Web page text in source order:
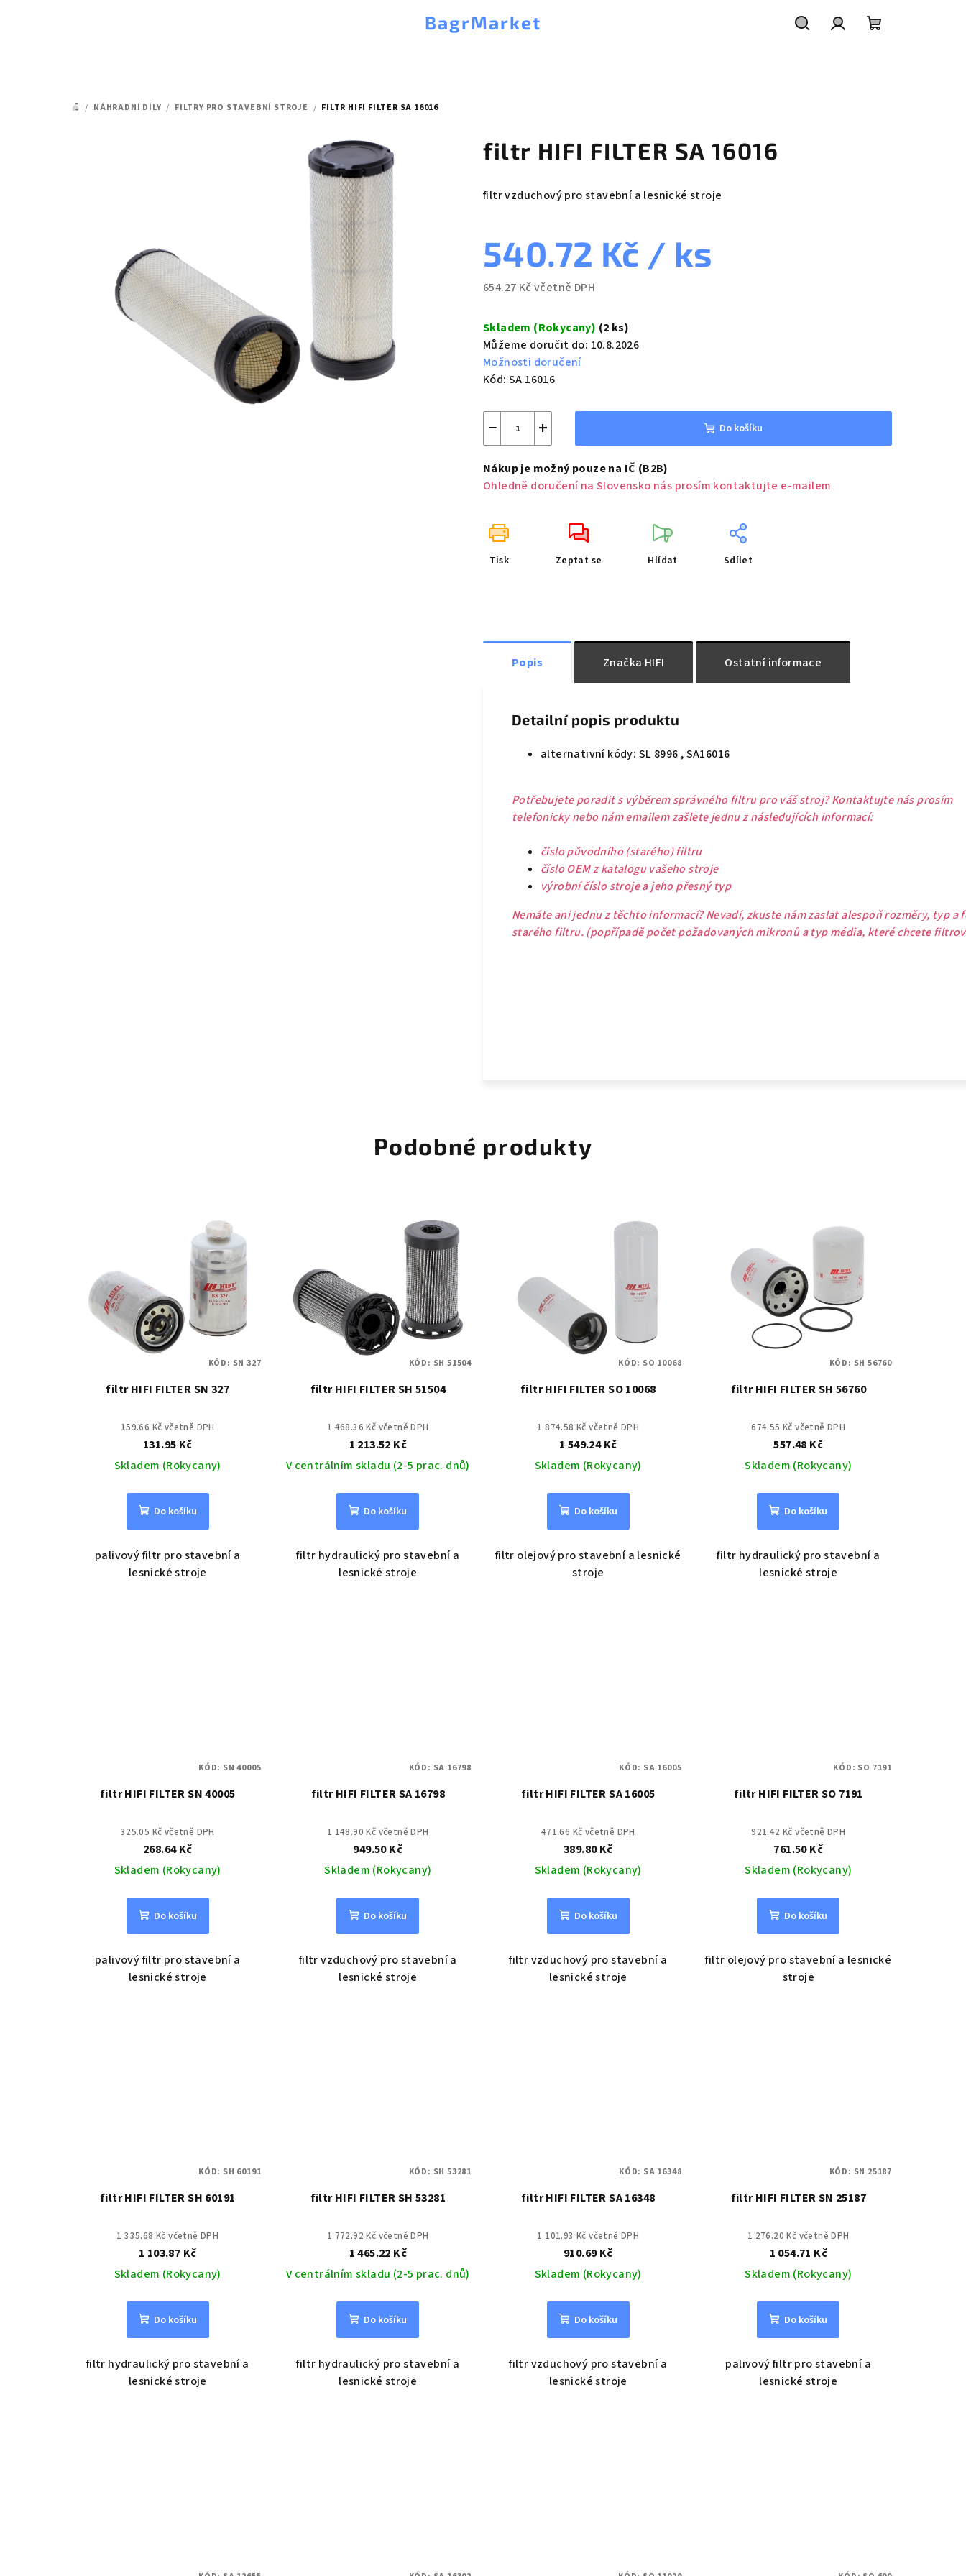
BagrMarket
DOMŮ
/ NÁHRADNÍ DÍLY / FILTRY PRO STAVEBNÍ STROJE / FILTR HIFI FILTER SA 16016
filtr HIFI FILTER SA 16016
filtr vzduchový pro stavební a lesnické stroje
540.72 Kč / ks
654.27 Kč včetně DPH
cena:
Skladem (Rokycany) (2 ks)
Můžeme doručit do: 10.8.2026
Možnosti doručení
Kód: SA 16016
+
− Do košíku
Nákup je možný pouze na IČ (B2B)
Ohledně doručení na Slovensko nás prosím kontaktujte e-mailem
Tisk Zeptat se Hlídat Sdílet
Popis Značka HIFI Ostatní informace
Detailní popis produktu
alternativní kódy: SL 8996 , SA16016
Potřebujete poradit s výběrem správného filtru pro váš stroj? Kontaktujte nás prosím
telefonicky nebo nám emailem zašlete jednu z následujících informací:
číslo původního (starého) filtru
číslo OEM z katalogu vašeho stroje
výrobní číslo stroje a jeho přesný typ
Nemáte ani jednu z těchto informací? Nevadí, zkuste nám zaslat alespoň rozměry, typ a
starého filtru. (popřípadě počet požadovaných mikronů a typ média, které chcete
Podobné produkty
filtr HIFI FILTER SN 327
159.66 Kč včetně DPH
131.95 Kč
Skladem (Rokycany)
Do košíku
palivový filtr pro stavební a
lesnické stroje
KÓD: SN 327
filtr HIFI FILTER SH 51504
1 468.36 Kč včetně DPH
1 213.52 Kč
V centrálním skladu (2-5 prac. dnů)
Do košíku
filtr hydraulický pro stavební a
lesnické stroje
KÓD: SH 51504
filtr HIFI FILTER SO 10068
1 874.58 Kč včetně DPH
1 549.24 Kč
Skladem (Rokycany)
Do košíku
filtr olejový pro stavební a lesnické
stroje
KÓD: SO 10068
filtr HIFI FILTER SH 56760
674.55 Kč včetně DPH
557.48 Kč
Skladem (Rokycany)
Do košíku
filtr hydraulický pro stavební a
lesnické stroje
KÓD: SH 56760
filtr HIFI FILTER SN 40005
325.05 Kč včetně DPH
268.64 Kč
Skladem (Rokycany)
Do košíku
palivový filtr pro stavební a
lesnické stroje
KÓD: SN 40005
filtr HIFI FILTER SA 16798
1 148.90 Kč včetně DPH
949.50 Kč
Skladem (Rokycany)
Do košíku
filtr vzduchový pro stavební a
lesnické stroje
KÓD: SA 16798
filtr HIFI FILTER SA 16005
471.66 Kč včetně DPH
389.80 Kč
Skladem (Rokycany)
Do košíku
filtr vzduchový pro stavební a
lesnické stroje
KÓD: SA 16005
filtr HIFI FILTER SO 7191
921.42 Kč včetně DPH
761.50 Kč
Skladem (Rokycany)
Do košíku
filtr olejový pro stavební a lesnické
stroje
KÓD: SO 7191
filtr HIFI FILTER SH 60191
1 335.68 Kč včetně DPH
1 103.87 Kč
Skladem (Rokycany)
Do košíku
filtr hydraulický pro stavební a
lesnické stroje
KÓD: SH 60191
filtr HIFI FILTER SH 53281
1 772.92 Kč včetně DPH
1 465.22 Kč
V centrálním skladu (2-5 prac. dnů)
Do košíku
filtr hydraulický pro stavební a
lesnické stroje
KÓD: SH 53281
filtr HIFI FILTER SA 16348
1 101.93 Kč včetně DPH
910.69 Kč
Skladem (Rokycany)
Do košíku
filtr vzduchový pro stavební a
lesnické stroje
KÓD: SA 16348
filtr HIFI FILTER SN 25187
1 276.20 Kč včetně DPH
1 054.71 Kč
Skladem (Rokycany)
Do košíku
palivový filtr pro stavební a
lesnické stroje
KÓD: SN 25187